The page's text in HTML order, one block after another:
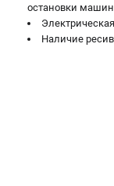
остановки
Наличие